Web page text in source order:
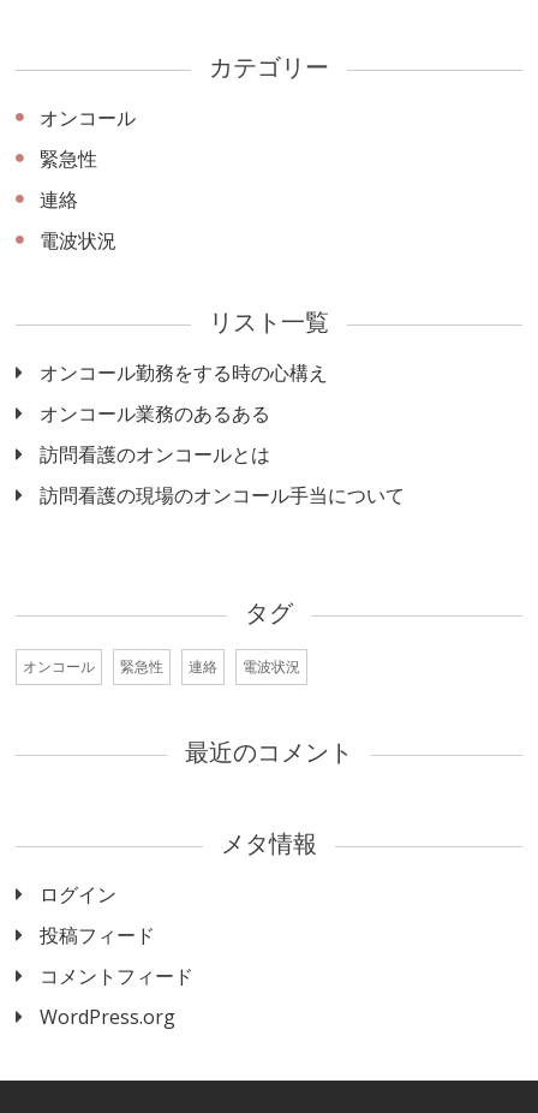
カテゴリー
オンコール
緊急性
連絡
電波状況
リスト一覧
オンコール勤務をする時の心構え
オンコール業務のあるある
訪問看護のオンコールとは
訪問看護の現場のオンコール手当について
タグ
オンコール 緊急性 連絡 電波状況
最近のコメント
メタ情報
ログイン
投稿フィード
コメントフィード
WordPress.org